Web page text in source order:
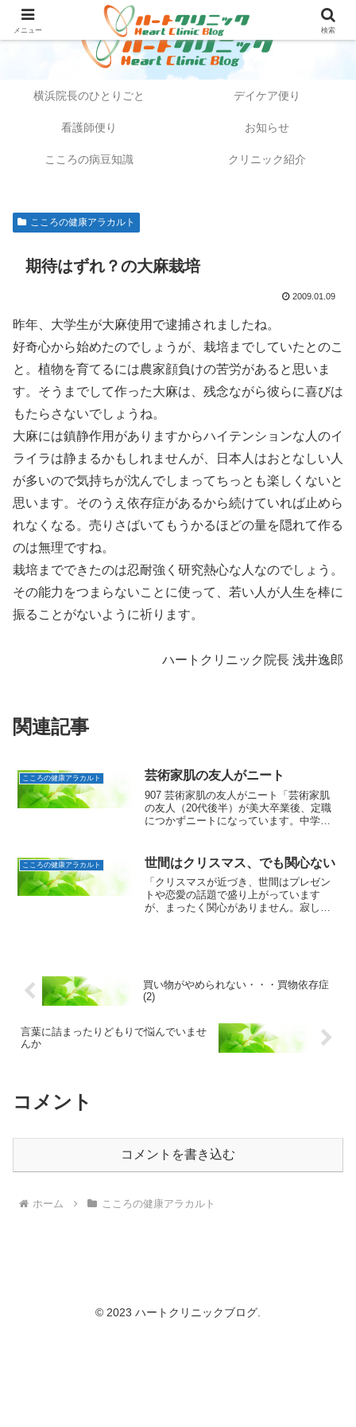
横浜院長のひとりごと デイケア便り
看護師便り お知らせ
こころの病豆知識 クリニック紹介
こころの健康アラカルト
期待はずれ？の大麻栽培
2009.01.09
昨年、大学生が大麻使用で逮捕されましたね。
好奇心から始めたのでしょうが、栽培までしていたとのこ
と。植物を育てるには農家顔負けの苦労があると思いま
す。そうまでして作った大麻は、残念ながら彼らに喜びは
もたらさないでしょうね。
大麻には鎮静作用がありますからハイテンションな人のイ
ライラは静まるかもしれませんが、日本人はおとなしい人
が多いので気持ちが沈んでしまってちっとも楽しくないと
思います。そのうえ依存症があるから続けていれば止めら
れなくなる。売りさばいてもうかるほどの量を隠れて作る
のは無理ですね。
栽培までできたのは忍耐強く研究熱心な人なのでしょう。
その能力をつまらないことに使って、若い人が人生を棒に
振ることがないように祈ります。
ハートクリニック院長 浅井逸郎
関連記事
こころの健康アラカルト 芸術家肌の友人がニート
907 芸術家肌の友人がニート「芸術家肌
の友人（20代後半）が美大卒業後、定職
につかずニートになっています。中学生
した。本人は社会に不適合なのでは、と
悩んでいます。こ...
こころの健康アラカルト 世間はクリスマス、でも関心ない
「クリスマスが近づき、世間はプレゼン
トや恋愛の話題で盛り上がっています
が、まったく関心がありません。寂しく
買い物がやめられない・・・買物依存症
(2)
言葉に詰まったりどもりで悩んでいませ
んか
コメント
コメントを書き込む
ホーム こころの健康アラカルト
© 2023 ハートクリニックブログ.
メニュー 検索